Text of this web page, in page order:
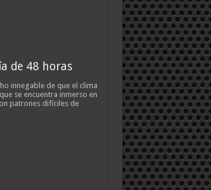
de 48 horas
innegable de que el clima
se encuentra inmerso en
patrones difíciles de